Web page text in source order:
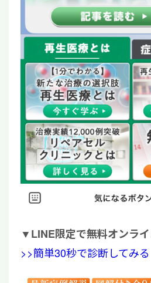
▼LINE限定で無料オンラ
>>簡単30秒で診断してみる